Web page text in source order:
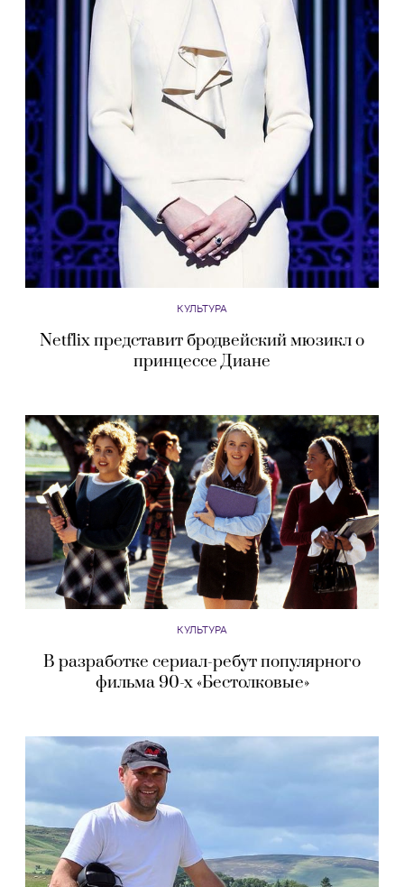
КУЛЬТУРА
Netflix представит бродвейский мюзикл о
принцессе Диане
КУЛЬТУРА
В разработке сериал-ребут популярного
фильма 90-х «Бестолковые»